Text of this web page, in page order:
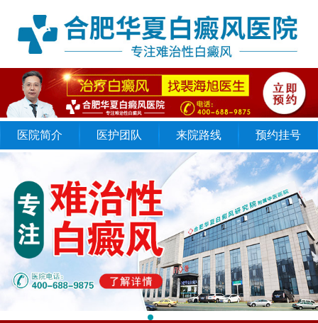
医院简介 医护团队 来院路线 预约挂号